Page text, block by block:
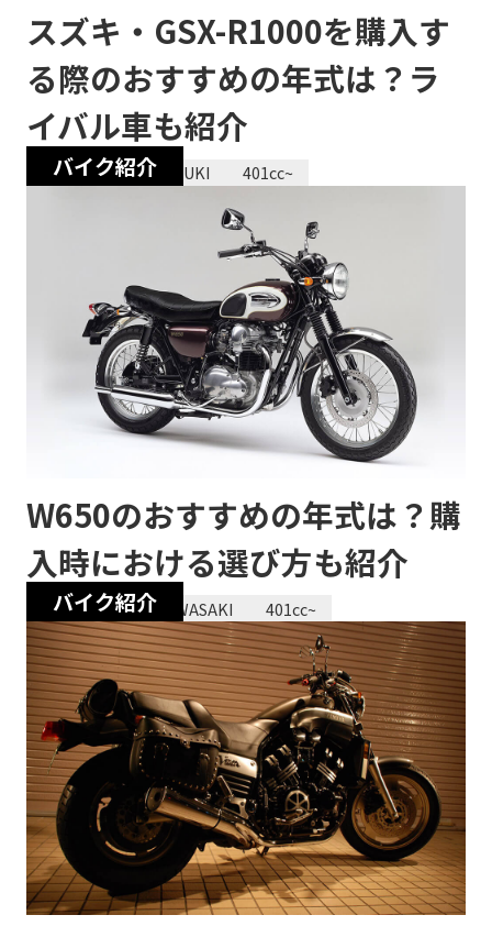
バイク紹介
スズキ・GSX-R1000を購入す
る際のおすすめの年式は？ラ
イバル車も紹介​​
2023/12/28 SUZUKI 401cc~
バイク紹介
W650のおすすめの年式は？購
入時における選び方も紹介
2023/12/28 KAWASAKI 401cc~